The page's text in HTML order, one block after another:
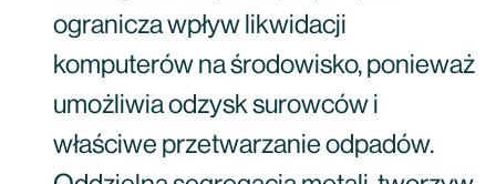
ogranicza wpływ likwidacji
komputerów na środowisko, ponieważ
umożliwia odzysk surowców i
właściwe przetwarzanie odpadów.